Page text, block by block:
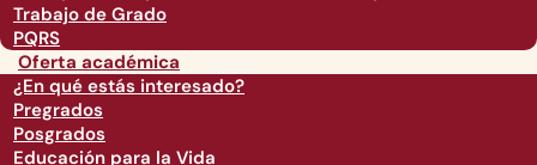
Trabajo de Grado
PQRS
Oferta académica
¿En qué estás interesado?
Pregrados
Posgrados
Educación para la Vida